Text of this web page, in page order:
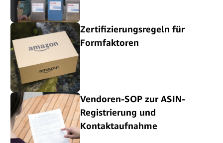
Zertifizierungsregeln für
Formfaktoren
Vendoren-SOP zur ASIN-
Registrierung und
Kontaktaufnahme